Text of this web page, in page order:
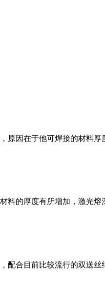
原因在于他可焊接的材料
料的厚度有所增加，激光
配合目前比较流行的双送